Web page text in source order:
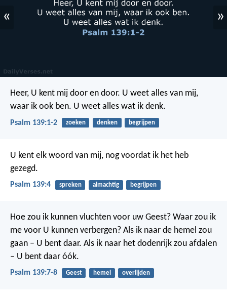
« »
Heer, U kent mij door en door. U weet alles van mij,
waar ik ook ben. U weet alles wat ik denk.
Psalm 139:1-2 zoeken denken begrijpen
U kent elk woord van mij, nog voordat ik het heb
gezegd.
Psalm 139:4 spreken almachtig begrijpen
Hoe zou ik kunnen vluchten voor uw Geest? Waar zou ik
me voor U kunnen verbergen? Als ik naar de hemel zou
gaan – U bent daar. Als ik naar het dodenrijk zou afdalen
– U bent daar óók.
Psalm 139:7-8 Geest hemel overlijden